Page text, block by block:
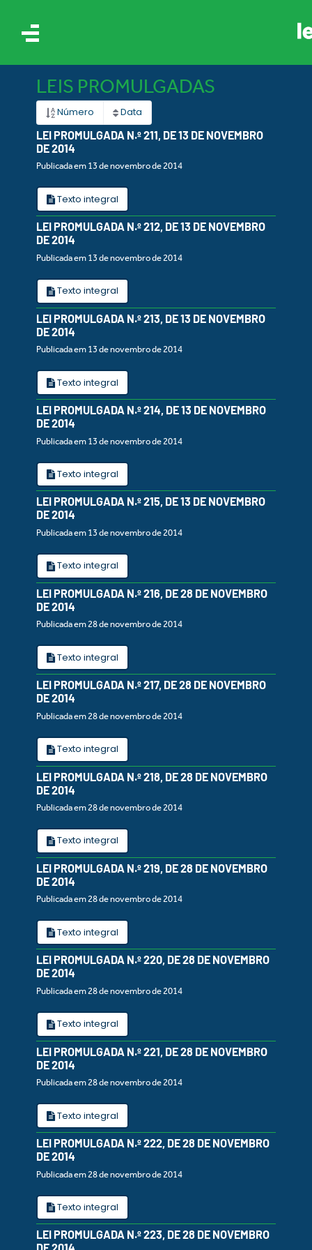
LEIS PROMULGADAS
Número
Data
LEI PROMULGADA N.º 211, DE 13 DE NOVEMBRO
DE 2014
Publicada em 13 de novembro de 2014
Texto integral
LEI PROMULGADA N.º 212, DE 13 DE NOVEMBRO
DE 2014
Publicada em 13 de novembro de 2014
Texto integral
LEI PROMULGADA N.º 213, DE 13 DE NOVEMBRO
DE 2014
Publicada em 13 de novembro de 2014
Texto integral
LEI PROMULGADA N.º 214, DE 13 DE NOVEMBRO
DE 2014
Publicada em 13 de novembro de 2014
Texto integral
LEI PROMULGADA N.º 215, DE 13 DE NOVEMBRO
DE 2014
Publicada em 13 de novembro de 2014
Texto integral
LEI PROMULGADA N.º 216, DE 28 DE NOVEMBRO
DE 2014
Publicada em 28 de novembro de 2014
Texto integral
LEI PROMULGADA N.º 217, DE 28 DE NOVEMBRO
DE 2014
Publicada em 28 de novembro de 2014
Texto integral
LEI PROMULGADA N.º 218, DE 28 DE NOVEMBRO
DE 2014
Publicada em 28 de novembro de 2014
Texto integral
LEI PROMULGADA N.º 219, DE 28 DE NOVEMBRO
DE 2014
Publicada em 28 de novembro de 2014
Texto integral
LEI PROMULGADA N.º 220, DE 28 DE NOVEMBRO
DE 2014
Publicada em 28 de novembro de 2014
Texto integral
LEI PROMULGADA N.º 221, DE 28 DE NOVEMBRO
DE 2014
Publicada em 28 de novembro de 2014
Texto integral
LEI PROMULGADA N.º 222, DE 28 DE NOVEMBRO
DE 2014
Publicada em 28 de novembro de 2014
Texto integral
LEI PROMULGADA N.º 223, DE 28 DE NOVEMBRO